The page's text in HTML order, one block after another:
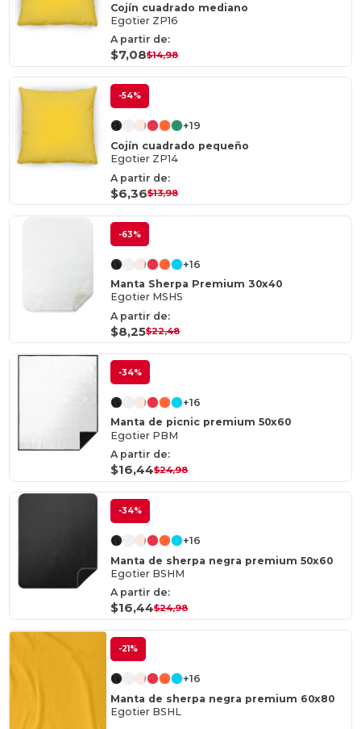
Cojín cuadrado mediano
Egotier ZP16
A partir de:
$7,08$14,98
-54%
+19
Cojín cuadrado pequeño
Egotier ZP14
A partir de:
$6,36$13,98
-63%
+16
Manta Sherpa Premium 30x40
Egotier MSHS
A partir de:
$8,25$22,48
-34%
+16
Manta de picnic premium 50x60
Egotier PBM
A partir de:
$16,44$24,98
-34%
+16
Manta de sherpa negra premium 50x60
Egotier BSHM
A partir de:
$16,44$24,98
-21%
+16
Manta de sherpa negra premium 60x80
Egotier BSHL